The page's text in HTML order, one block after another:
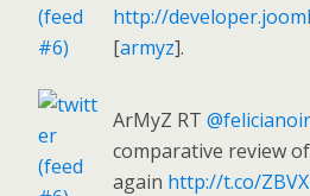
http://
[armyz].
ArMyZ RT
comparative review
again http://t.co/